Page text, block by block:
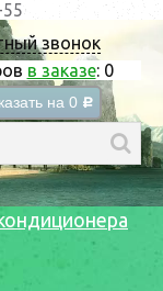
звонок
в заказе: 0
на 0 c